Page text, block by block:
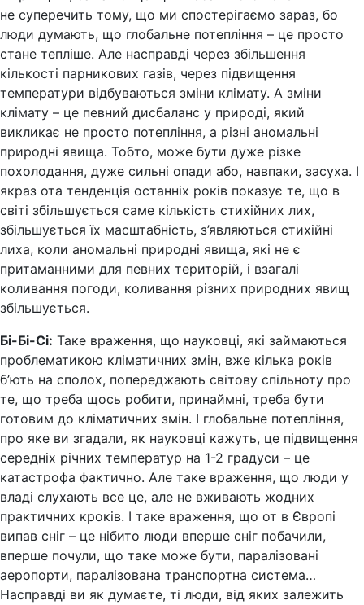
не суперечить тому, що ми спостерігаємо зараз, бо
люди думають, що глобальне потепління – це просто
стане тепліше. Але насправді через збільшення
кількості парникових газів, через підвищення
температури відбуваються зміни клімату. А зміни
клімату – це певний дисбаланс у природі, який
викликає не просто потепління, а різні аномальні
природні явища. Тобто, може бути дуже різке
похолодання, дуже сильні опади або, навпаки, засуха. І
якраз ота тенденція останніх років показує те, що в
світі збільшується саме кількість стихійних лих,
збільшується їх масштабність, з’являються стихійні
лиха, коли аномальні природні явища, які не є
притаманними для певних територій, і взагалі
коливання погоди, коливання різних природних явищ
збільшується.
Бі-Бі-Сі: Таке враження, що науковці, які займаються
проблематикою кліматичних змін, вже кілька років
б’ють на сполох, попереджають світову спільноту про
те, що треба щось робити, принаймні, треба бути
готовим до кліматичних змін. І глобальне потепління,
про яке ви згадали, як науковці кажуть, це підвищення
середніх річних температур на 1-2 градуси – це
катастрофа фактично. Але таке враження, що люди у
владі слухають все це, але не вживають жодних
практичних кроків. І таке враження, що от в Європі
випав сніг – це нібито люди вперше сніг побачили,
вперше почули, що таке може бути, паралізовані
аеропорти, паралізована транспортна система…
Насправді ви як думаєте, ті люди, від яких залежить